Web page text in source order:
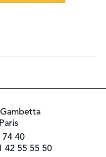
74 40
42 55 55 50